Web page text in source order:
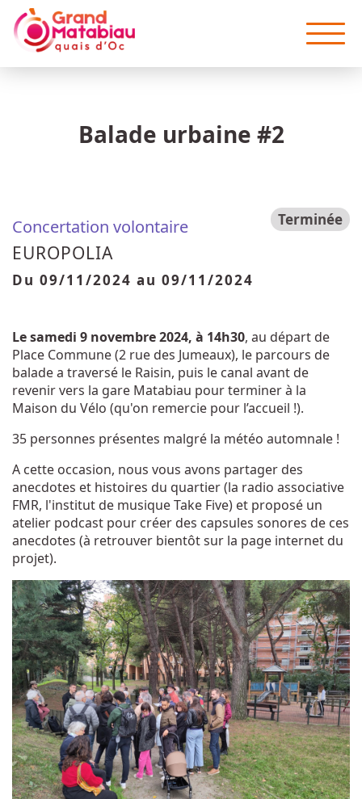
Aller au contenu principal
Balade urbaine #2
Concertation volontaire Terminée
EUROPOLIA
Du 09/11/2024 au 09/11/2024
Le samedi 9 novembre 2024, à 14h30, au départ de
Place Commune (2 rue des Jumeaux), le parcours de
balade a traversé le Raisin, puis le canal avant de
revenir vers la gare Matabiau pour terminer à la
Maison du Vélo (qu'on remercie pour l’accueil !).
35 personnes présentes malgré la météo automnale !
A cette occasion, nous vous avons partager des
anecdotes et histoires du quartier (la radio associative
FMR, l'institut de musique Take Five) et proposé un
atelier podcast pour créer des capsules sonores de ces
anecdotes (à retrouver bientôt sur la page internet du
projet).